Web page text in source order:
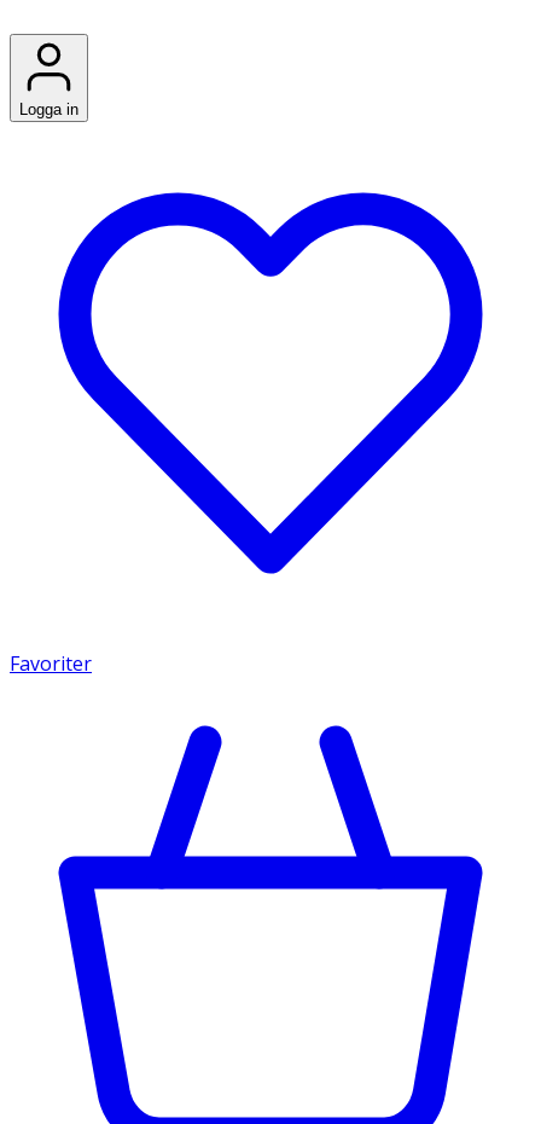
Logga in
Favoriter